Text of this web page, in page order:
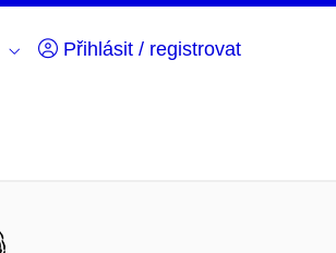
Přihlásit / registrovat